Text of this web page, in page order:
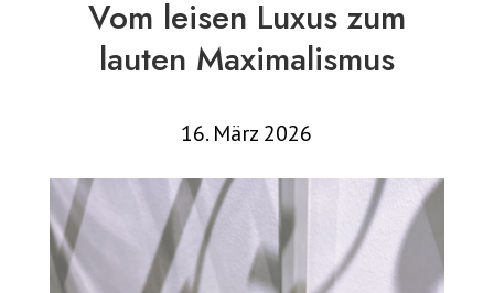
Vom leisen Luxus zum
lauten Maximalismus
16. März 2026